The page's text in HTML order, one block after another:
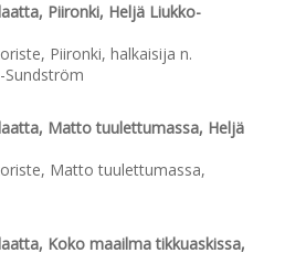
Piironki, Heljä Liukko-
Piironki, halkaisija n.
Sundström
Matto tuulettumassa, Heljä
Matto tuulettumassa,
Koko maailma tikkuaskissa,